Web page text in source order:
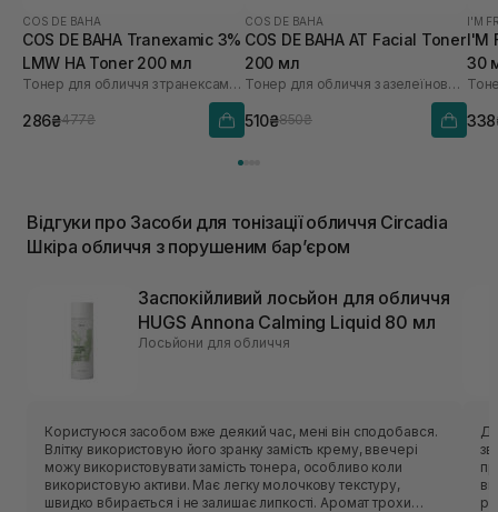
COS DE BAHA
COS DE BAHA Tranexamic 3%
LMW HA Toner 200 мл
Тонер для обличчя з транексамовою кислотою
286₴477₴
COS DE BAHA
COS DE BAHA AT Facial Toner
200 мл
Тонер для обличчя з азелеїновою кислотою
510₴850₴
I'M
I'M
30
Відгуки про Засоби для тонізації обличчя Circadia
Шкіра обличчя з порушеним барʼєром
Заспокійливий лосьйон для обличчя
HUGS Annona Calming Liquid 80 мл
Лосьйони для обличчя
Користуюся засобом вже деякий час, мені він сподобався.
Влітку використовую його зранку замість крему, ввечері
можу використовувати замість тонера, особливо коли
використовую активи. Має легку молочкову текстуру,
швидко вбирається і не залишає липкості. Аромат трохи